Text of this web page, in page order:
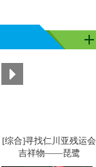
[综合]寻找仁川亚残运会
吉祥物——琵鹭